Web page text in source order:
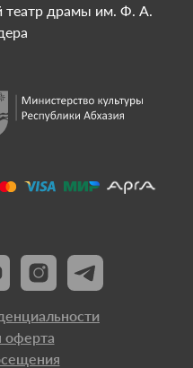
театр драмы им. Ф. А.
оферта